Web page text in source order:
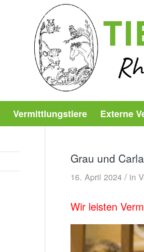
Vermittlungstiere Externe
Grau und
16. April 2024 / in
Wir leisten